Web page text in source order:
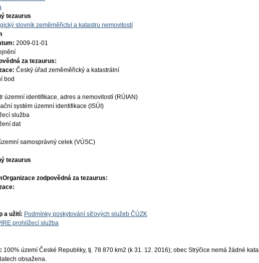
tezaurus
slovník zeměměřictví a katastru nemovitostí
2009-01-01
za tezaurus:
Český úřad zeměměřický a katastrální
bod
územní identifikace, adres a nemovitostí (RÚIAN)
systém územní identifikace (ISÚI)
služba
dat
samosprávný celek (VÚSC)
tezaurus
Organizace zodpovědná za tezaurus:
a užití: Podmínky poskytování síťových služeb ČÚZK
prohlížecí služba
100% území České Republiky, tj. 78 870 km2 (k 31. 12. 2016); obec Strýčice nemá žádné
obsažena.